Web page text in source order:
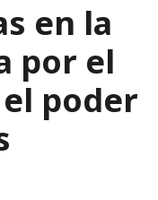
en la
por el
poder